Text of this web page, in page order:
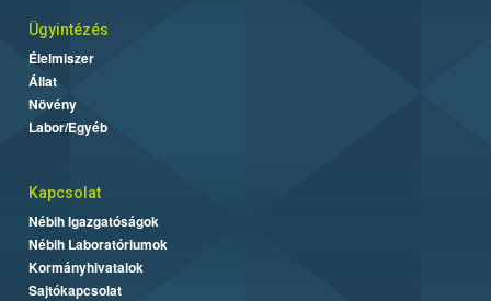
Ügyintézés
Élelmiszer
Állat
Növény
Labor/Egyéb
Kapcsolat
Nébih Igazgatóságok
Nébih Laboratóriumok
Kormányhivatalok
Sajtókapcsolat